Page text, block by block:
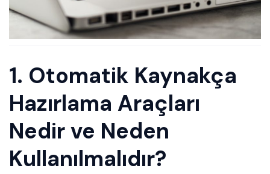
1. Otomatik Kaynakça
Hazırlama Araçları
Nedir ve Neden
Kullanılmalıdır?